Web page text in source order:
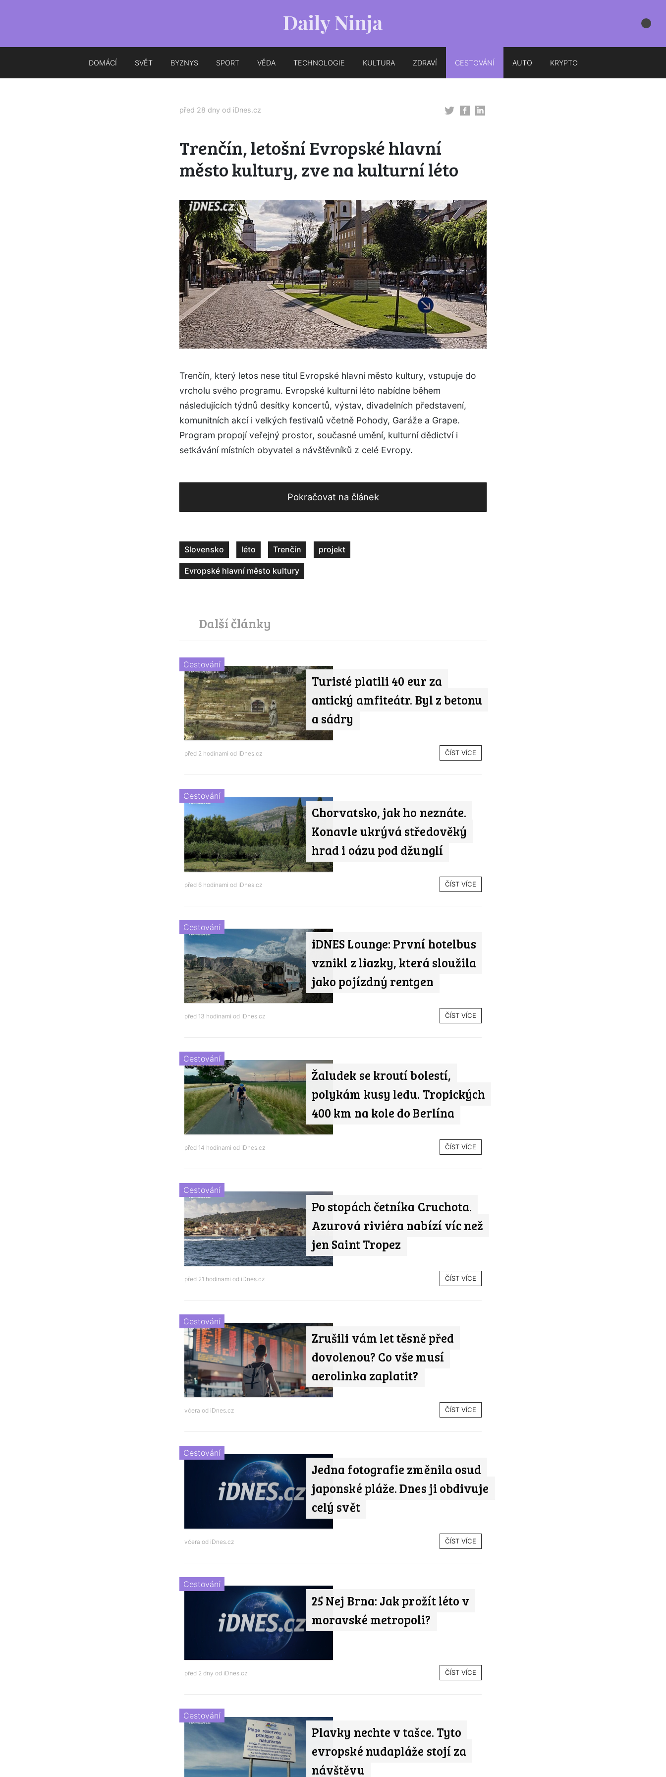
DOMÁCÍ SVĚT BYZNYS SPORT VĚDA TECHNOLOGIE KULTURA ZDRAVÍ CESTOVÁNÍ AUTO KRYPTO
před 28 dny od iDnes.cz
Trenčín, letošní Evropské hlavní
město kultury, zve na kulturní léto
Trenčín, který letos nese titul Evropské hlavní město kultury, vstupuje do
vrcholu svého programu. Evropské kulturní léto nabídne během
následujících týdnů desítky koncertů, výstav, divadelních představení,
komunitních akcí i velkých festivalů včetně Pohody, Garáže a Grape.
Program propojí veřejný prostor, současné umění, kulturní dědictví i
setkávání místních obyvatel a návštěvníků z celé Evropy.
Pokračovat na článek
Slovensko léto Trenčín projekt
Evropské hlavní město kultury
Další články
Turisté platili 40 eur za
antický amfiteátr. Byl z betonu
a sádry
Cestování
před 2 hodinami od iDnes.cz ČÍST VÍCE
Chorvatsko, jak ho neznáte.
Konavle ukrývá středověký
hrad i oázu pod džunglí
Cestování
před 6 hodinami od iDnes.cz ČÍST VÍCE
iDNES Lounge: První hotelbus
vznikl z liazky, která sloužila
jako pojízdný rentgen
Cestování
před 13 hodinami od iDnes.cz ČÍST VÍCE
Žaludek se kroutí bolestí,
polykám kusy ledu. Tropických
400 km na kole do Berlína
Cestování
před 14 hodinami od iDnes.cz ČÍST VÍCE
Po stopách četníka Cruchota.
Azurová riviéra nabízí víc než
jen Saint Tropez
Cestování
před 21 hodinami od iDnes.cz ČÍST VÍCE
Zrušili vám let těsně před
dovolenou? Co vše musí
aerolinka zaplatit?
Cestování
včera od iDnes.cz ČÍST VÍCE
Jedna fotografie změnila osud
japonské pláže. Dnes ji obdivuje
celý svět
Cestování
včera od iDnes.cz ČÍST VÍCE
25 Nej Brna: Jak prožít léto v
moravské metropoli?
Cestování
před 2 dny od iDnes.cz ČÍST VÍCE
Plavky nechte v tašce. Tyto
evropské nudapláže stojí za
návštěvu
Cestování